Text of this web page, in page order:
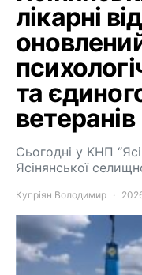
лікарні
та
Сьогодні у КНП
Ясінянської
Купріян Володимир